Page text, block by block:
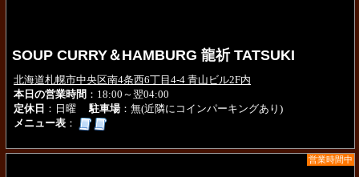
SOUP CURRY＆HAMBURG 龍祈 TATSUKI
北海道札幌市中央区南4条西6丁目4-4 青山ビル2F内
本日の営業時間 ：18:00～翌04:00
定休日 ：日曜駐車場：無(近隣にコインパーキングあり)
メニュー表 ：
営業時間中